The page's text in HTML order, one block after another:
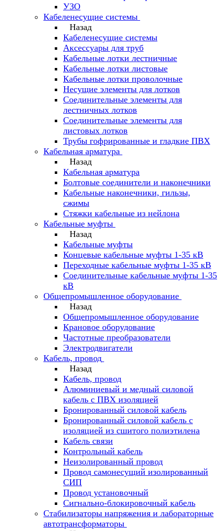
УЗО
Кабеленесущие системы
Назад
Кабеленесущие системы
Аксессуары для труб
Кабельные лотки лестничные
Кабельные лотки листовые
Кабельные лотки проволочные
Несущие элементы для лотков
Соединительные элементы для
лестничных лотков
Соединительные элементы для
листовых лотков
Трубы гофрированные и гладкие ПВХ
Кабельная арматура
Назад
Кабельная арматура
Болтовые соединители и наконечники
Кабельные наконечники, гильзы,
сжимы
Стяжки кабельные из нейлона
Кабельные муфты
Назад
Кабельные муфты
Концевые кабельные муфты 1-35 кВ
Переходные кабельные муфты 1-35 кВ
Соединительные кабельные муфты 1-35
кВ
Общепромышленное оборудование
Назад
Общепромышленное оборудование
Крановое оборудование
Частотные преобразователи
Электродвигатели
Кабель, провод
Назад
Кабель, провод
Алюминиевый и медный силовой
кабель с ПВХ изоляцией
Бронированный силовой кабель
Бронированный силовой кабель с
изоляцией из сшитого полиэтилена
Кабель связи
Контрольный кабель
Неизолированный провод
Провод самонесущий изолированный
СИП
Провод установочный
Сигнально-блокировочный кабель
Стабилизаторы напряжения и лабораторные
автотрансформаторы